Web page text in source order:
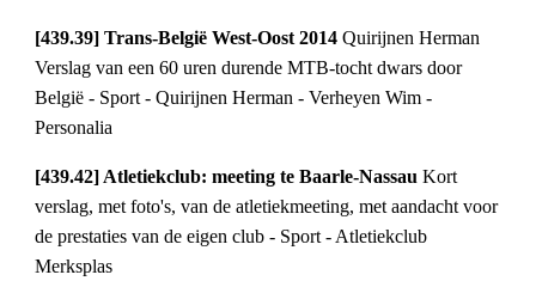
[439.39] Trans-België West-Oost 2014 Quirijnen Herman
Verslag van een 60 uren durende MTB-tocht dwars door
België - Sport - Quirijnen Herman - Verheyen Wim -
Personalia
[439.42] Atletiekclub: meeting te Baarle-Nassau Kort
verslag, met foto's, van de atletiekmeeting, met aandacht voor
de prestaties van de eigen club - Sport - Atletiekclub
Merksplas